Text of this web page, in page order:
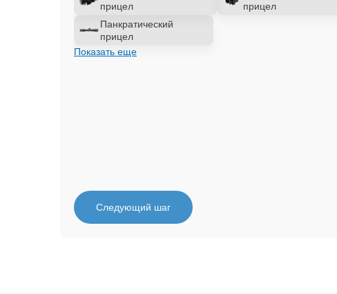
прицел
прицел
Панкратический
прицел
Показать еще
Следующий шаг